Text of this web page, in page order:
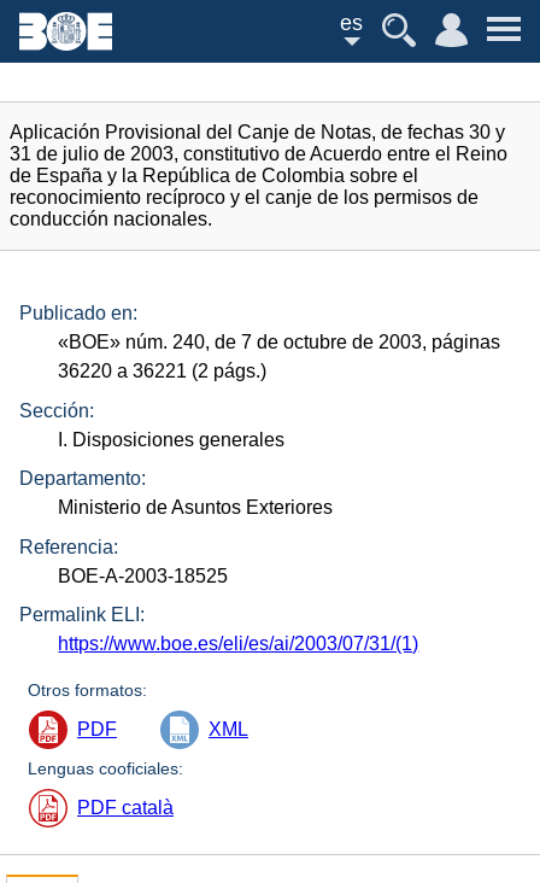
es
Aplicación Provisional del Canje de Notas, de fechas 30 y
31 de julio de 2003, constitutivo de Acuerdo entre el Reino
de España y la República de Colombia sobre el
reconocimiento recíproco y el canje de los permisos de
conducción nacionales.
Publicado en:
«BOE» núm. 240, de 7 de octubre de 2003, páginas
36220 a 36221 (2 págs.)
Sección:
I. Disposiciones generales
Departamento:
Ministerio de Asuntos Exteriores
Referencia:
BOE-A-2003-18525
Permalink ELI:
https://www.boe.es/eli/es/ai/2003/07/31/(1)
Otros formatos:
PDF XML
Lenguas cooficiales:
PDF català